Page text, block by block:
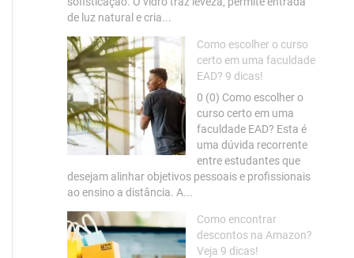
de luz natural e cria...
Como escolher o curso
certo em uma faculdade
EAD? 9 dicas!
0 (0) Como escolher o
curso certo em uma
faculdade EAD? Esta é
uma dúvida recorrente
entre estudantes que
desejam alinhar objetivos pessoais e profissionais
ao ensino a distância. A...
Como encontrar
descontos na Amazon?
Veja 9 dicas!